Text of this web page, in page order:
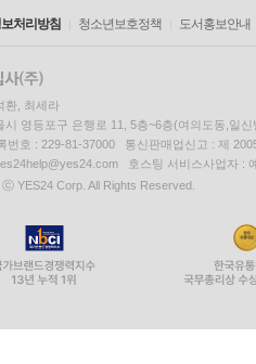
처리방침 청소년보호정책 도서홍보안내
환, 최세라
시 영등포구 은행로 11, 5층~6층(여의도동,일신
번호 : 229-81-37000 통신판매업신고 : 제
호스팅 서비스사업자 :
YES24 Corp. All Rights Reserved.